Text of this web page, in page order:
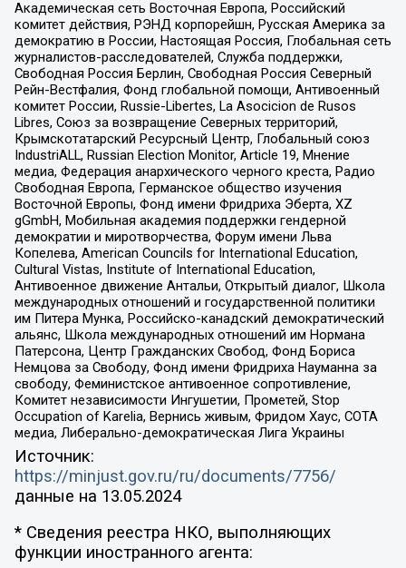
Академическая сеть Восточная Европа, Российский
комитет действия, РЭНД корпорейшн, Русская Америка за
демократию в России, Настоящая Россия, Глобальная сеть
журналистов-расследователей, Служба поддержки,
Свободная Россия Берлин, Свободная Россия Северный
Рейн-Вестфалия, Фонд глобальной помощи, Антивоенный
комитет России, Russie-Libertes, La Asocicion de Rusos
Libres, Союз за возвращение Северных территорий,
Крымскотатарский Ресурсный Центр, Глобальный союз
IndustriALL, Russian Election Monitor, Article 19, Мнение
медиа, Федерация анархического черного креста, Радио
Свободная Европа, Германское общество изучения
Восточной Европы, Фонд имени Фридриха Эберта, XZ
gGmbH, Мобильная академия поддержки гендерной
демократии и миротворчества, Форум имени Льва
Копелева, American Councils for International Education,
Cultural Vistas, Institute of International Education,
Антивоенное движение Антальи, Открытый диалог, Школа
международных отношений и государственной политики
им Питера Мунка, Российско-канадский демократический
альянс, Школа международных отношений им Нормана
Патерсона, Центр Гражданских Свобод, Фонд Бориса
Немцова за Свободу, Фонд имени Фридриха Науманна за
свободу, Феминистское антивоенное сопротивление,
Комитет независимости Ингушетии, Прометей, Stop
Occupation of Karelia, Вернись живым, Фридом Хаус, СОТА
медиа, Либерально-демократическая Лига Украины
Источник:
https://minjust.gov.ru/ru/documents/7756/
данные на 13.05.2024
* Сведения реестра НКО, выполняющих
функции иностранного агента: